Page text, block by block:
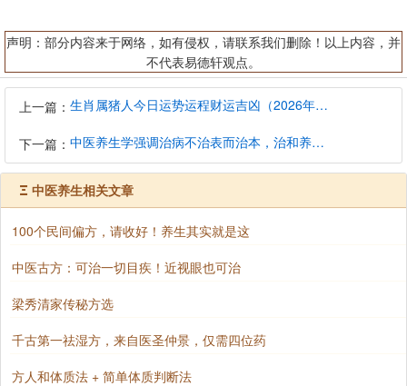
声明：部分内容来于网络，如有侵权，请联系我们删除！以上内容，并
不代表易德轩观点。
上一篇： 生肖属猪人今日运势运程财运吉凶（2026年8月7日）详解查询
下一篇： 中医养生学强调治病不治表而治本，治和养兼顾是有必要的
Ξ 中医养生相关文章
100个民间偏方，请收好！养生其实就是这
中医古方：可治一切目疾！近视眼也可治
梁秀清家传秘方选
千古第一祛湿方，来自医圣仲景，仅需四位药
方人和体质法 + 简单体质判断法